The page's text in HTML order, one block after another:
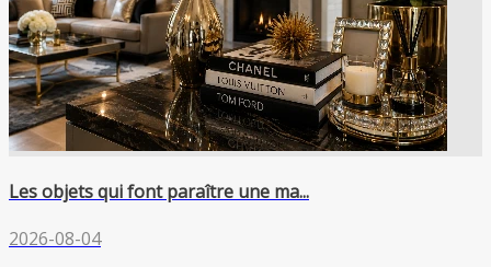
Les objets qui font paraître une ma...
2026-08-04